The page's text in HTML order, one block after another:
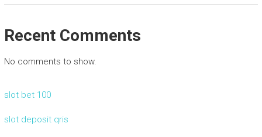
Recent Comments
No comments to show.
slot bet 100
slot deposit qris